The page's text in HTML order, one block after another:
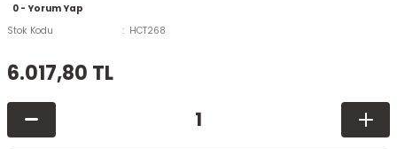
0 - Yorum Yap
Stok Kodu
HCT268
6.017,80 TL